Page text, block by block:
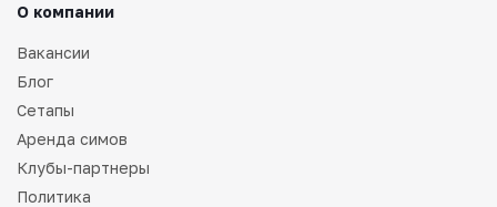
О компании
Вакансии
Блог
Сетапы
Аренда симов
Клубы-партнеры
Политика